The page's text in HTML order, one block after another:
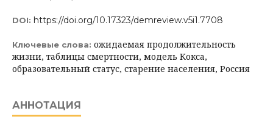
DOI: https://doi.org/10.17323/demreview.v5i1.7708
Ключевые слова: ожидаемая продолжительность
жизни, таблицы смертности, модель Кокса,
образовательный статус, старение населения, Россия
АННОТАЦИЯ